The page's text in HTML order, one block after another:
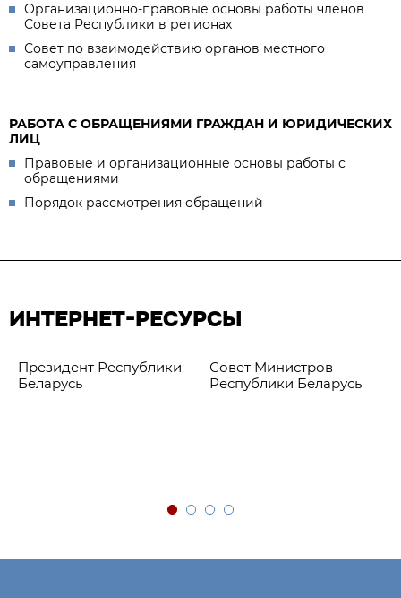
Организационно-правовые основы работы членов
Совета Республики в регионах
Совет по взаимодействию органов местного
самоуправления
РАБОТА С ОБРАЩЕНИЯМИ ГРАЖДАН И ЮРИДИЧЕСКИХ
ЛИЦ
Правовые и организационные основы работы с
обращениями
Порядок рассмотрения обращений
ИНТЕРНЕТ-РЕСУРСЫ
Президент Республики
Беларусь
Совет Министров
Республики Беларусь